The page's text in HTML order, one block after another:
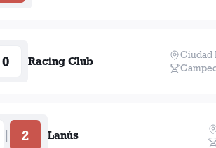
0 Racing Club
Ciudad
2 Lanús